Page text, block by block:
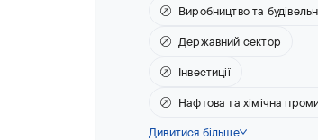
Виробництво та
Державний сектор
Інвестиції
Нафтова та хімічна
Дивитися більше